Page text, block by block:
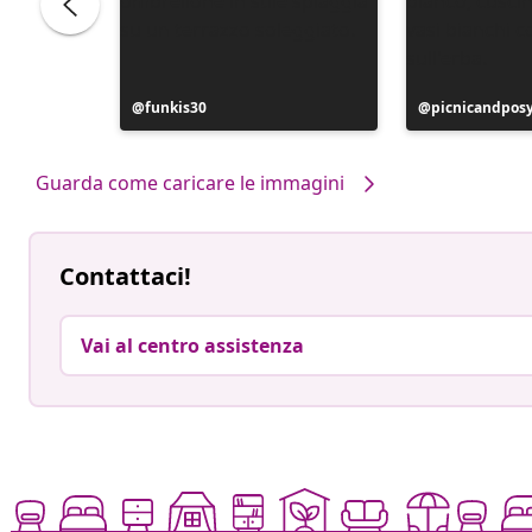
Post
pubblicato
funkis30
Post
pubblicato
Guarda come caricare le immagini
Contattaci!
Vai al centro assistenza